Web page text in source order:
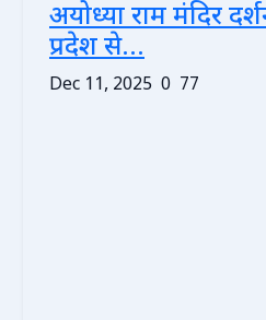
अयोध्या राम मंदिर
प्रदेश से...
Dec 11, 2025 0 77